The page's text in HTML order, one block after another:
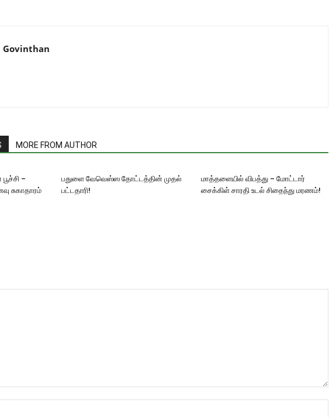
Govinthan
MORE FROM AUTHOR
–
சுகாதாரம்
பதுளை வேவெஸ்ஸ தோட்டத்தின் முதல்
பட்டதாரி!
மாத்தளையில் விபத்து – மோட்டார்
சைக்கிள் சாரதி உடல் சிதைந்து மரணம்!